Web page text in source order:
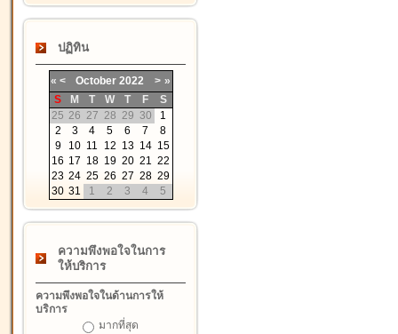
ปฏิทิน
« < October 2022 > »
S
M T W T F
S
25 26 27 28 29 30
1
2
3 4 5 6 7
8
9
10 11 12 13 14 15
16 17 18 19 20 21 22
23 24 25 26 27 28 29
30 31 1 2 3 4 5
ความพึงพอใจในการ
ให้บริการ
ความพึงพอใจในด้านการให้
บริการ
มากที่สุด